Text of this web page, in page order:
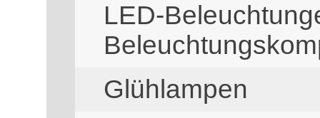
LED-
Glühlampen